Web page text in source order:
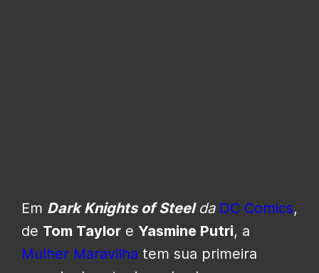
Em Dark Knights of Steelda DC Comics,
de Tom Taylor e Yasmine Putri, a
Mulher Maravilha tem sua primeira